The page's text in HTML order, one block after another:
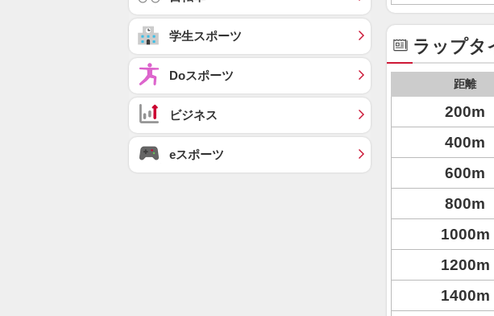
ラップタ
距離
200m
400m
600m
800m
1000m
1200m
1400m
学生スポーツ
Doスポーツ
ビジネス
eスポーツ